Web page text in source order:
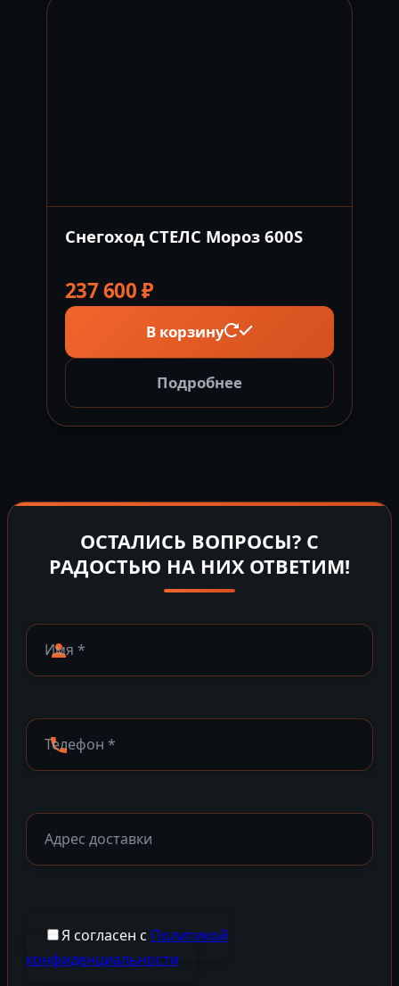
Снегоход СТЕЛС Мороз 600S
237 600₽
В корзину
Подробнее
ОСТАЛИСЬ ВОПРОСЫ? С
РАДОСТЬЮ НА НИХ ОТВЕТИМ!
Я согласен с Политикой
конфиденциальности